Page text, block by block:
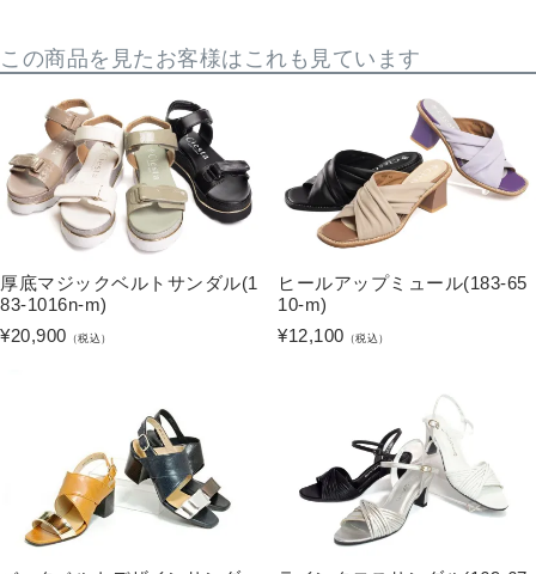
この商品を見たお客様はこれも見ています
厚底マジックベルトサンダル(1
83-1016n-m)
¥20,900 （税込）
ヒールアップミュール(183-65
10-m)
¥12,100 （税込）